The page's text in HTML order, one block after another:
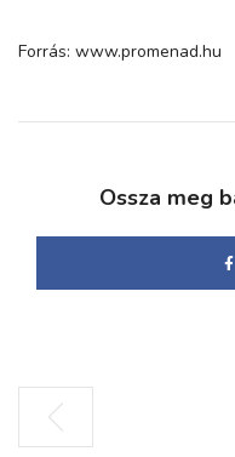
Forrás: www.promenad.hu
Ossza meg